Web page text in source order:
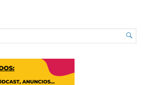
